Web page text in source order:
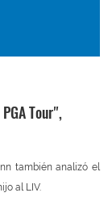
Tour",
también analizó el
al LIV.